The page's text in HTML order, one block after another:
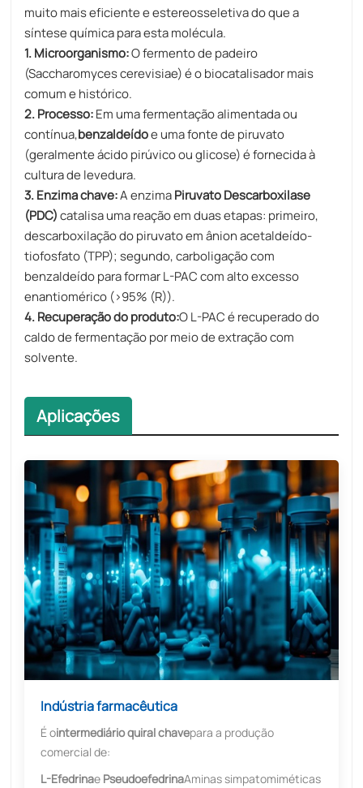
muito mais eficiente e estereosseletiva do que a
síntese química para esta molécula.
1. Microorganismo:O fermento de padeiro
(Saccharomyces cerevisiae) é o biocatalisador mais
comum e histórico.
2. Processo:​​Em uma fermentação alimentada ou
contínua,benzaldeídoe uma fonte de piruvato
(geralmente ácido pirúvico ou glicose) é fornecida à
cultura de levedura.
3. Enzima chave:A enzimaPiruvato Descarboxilase
(PDC)catalisa uma reação em duas etapas: primeiro,
descarboxilação do piruvato em ânion acetaldeído-
tiofosfato (TPP); segundo, carboligação com
benzaldeído para formar L-PAC com alto excesso
enantiomérico (>95% (R)).
4. Recuperação do produto:O L-PAC é recuperado do
caldo de fermentação por meio de extração com
solvente.
Aplicações​
Indústria farmacêutica
É ointermediário quiral chavepara a produção
comercial de:
L-Efedrinae PseudoefedrinaAminas simpatomiméticas